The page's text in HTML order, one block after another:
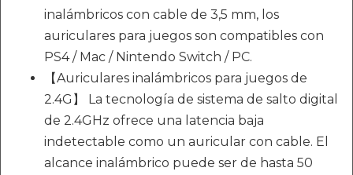
inalámbricos con cable de 3,5 mm, los
auriculares para juegos son compatibles con
PS4 / Mac / Nintendo Switch / PC.
【Auriculares inalámbricos para juegos de
2.4G】 La tecnología de sistema de salto digital
de 2.4GHz ofrece una latencia baja
indetectable como un auricular con cable. El
alcance inalámbrico puede ser de hasta 50